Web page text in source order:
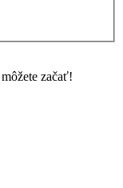
začať!